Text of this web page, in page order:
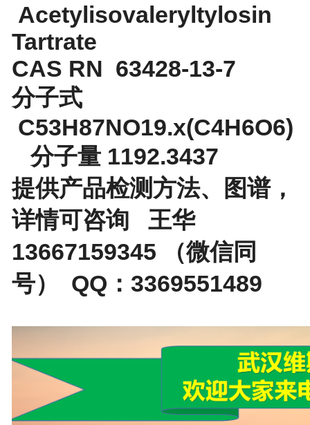
Acetylisovaleryltylosin
Tartrate
CAS RN 63428-13-7
分子式
C53H87NO19.x(C4H6O6)
分子量 1192.3437
提供产品检测方法、图谱，
详情可咨询 王华
13667159345 （微信同
号） QQ：3369551489